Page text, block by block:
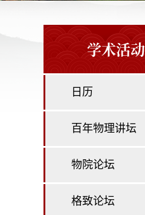
学术活动
日历
百年物理讲坛
物院论坛
格致论坛